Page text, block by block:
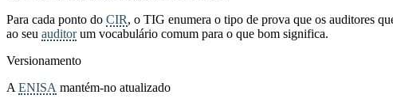
Para cada ponto do CIR, o TIG enumera o tipo de prova que os auditores
ao seu auditorum vocabulário comum para o que bom significa.
Versionamento
A ENISA mantém-no atualizado